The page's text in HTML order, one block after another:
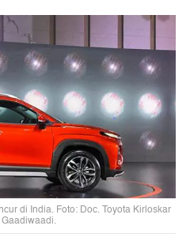
di India. Foto: Doc. Toyota Kirloskar